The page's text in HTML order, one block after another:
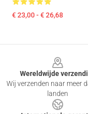
€ 23,00 - € 26,68
Wereldwijde
Wij verzenden naar meer
landen